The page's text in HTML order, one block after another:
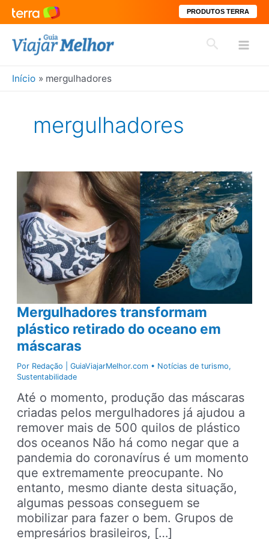
PRODUTOS TERRA
para
conteúdo
Pesquisar
Início mergulhadores
mergulhadores
Mergulhadores transformam
plástico retirado do oceano em
máscaras
Por Redação | GuiaViajarMelhor.com • Notícias de turismo,
Sustentabilidade
Até o momento, produção das máscaras
criadas pelos mergulhadores já ajudou a
remover mais de 500 quilos de plástico
dos oceanos Não há como negar que a
pandemia do coronavírus é um momento
que extremamente preocupante. No
entanto, mesmo diante desta situação,
algumas pessoas conseguem se
mobilizar para fazer o bem. Grupos de
empresários brasileiros, […]